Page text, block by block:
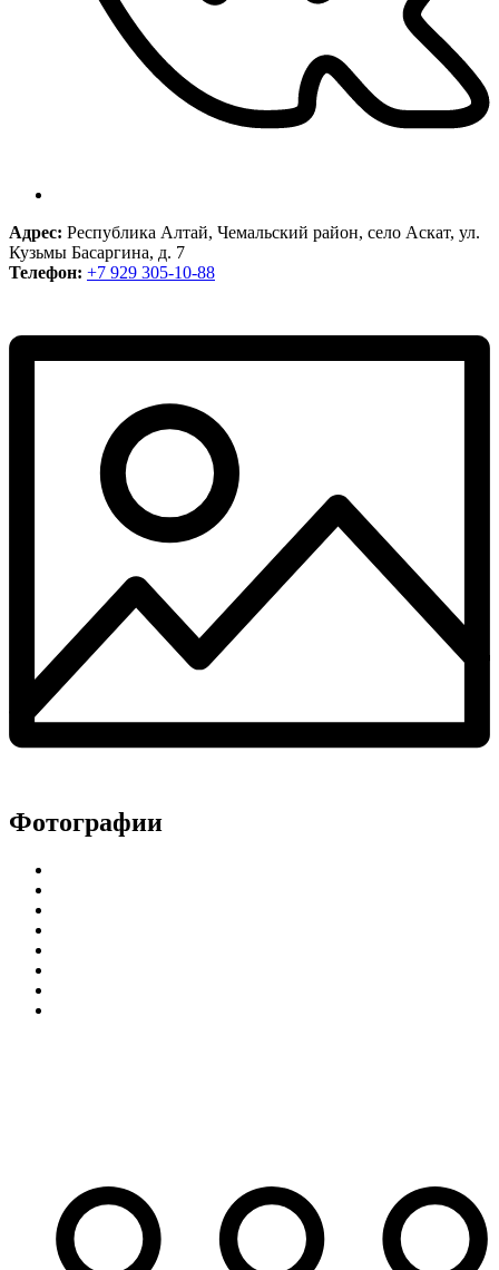
Адрес: Республика Алтай, Чемальский район, село Аскат, ул.
Кузьмы Басаргина, д. 7
Телефон: +7 929 305-10-88
Фотографии